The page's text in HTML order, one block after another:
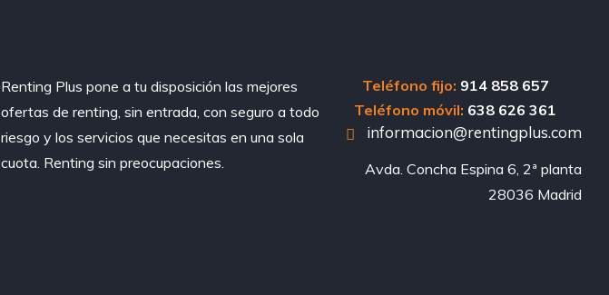
Renting Plus pone a tu disposición las mejores
ofertas de renting, sin entrada, con seguro a todo
riesgo y los servicios que necesitas en una sola
cuota. Renting sin preocupaciones.
Teléfono fijo: 914 858 657
Teléfono móvil: 638 626 361
informacion@rentingplus.com
Avda. Concha Espina 6, 2ª planta
28036 Madrid